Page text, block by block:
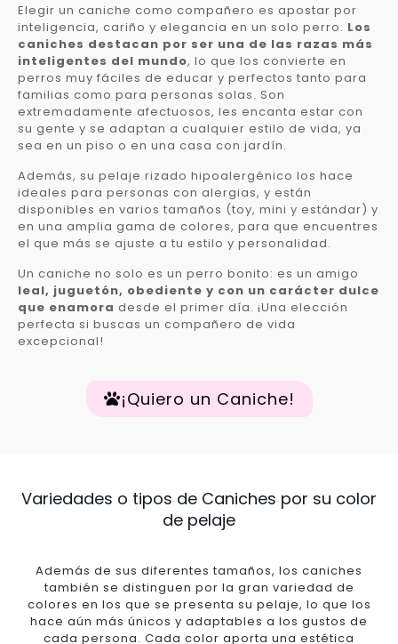
Elegir un caniche como compañero es apostar por
inteligencia, cariño y elegancia en un solo perro. Los
caniches destacan por ser una de las razas más
inteligentes del mundo, lo que los convierte en
perros muy fáciles de educar y perfectos tanto para
familias como para personas solas. Son
extremadamente afectuosos, les encanta estar con
su gente y se adaptan a cualquier estilo de vida, ya
sea en un piso o en una casa con jardín.
Además, su pelaje rizado hipoalergénico los hace
ideales para personas con alergias, y están
disponibles en varios tamaños (toy, mini y estándar) y
en una amplia gama de colores, para que encuentres
el que más se ajuste a tu estilo y personalidad.
Un caniche no solo es un perro bonito: es un amigo
leal, juguetón, obediente y con un carácter dulce
que enamora desde el primer día. ¡Una elección
perfecta si buscas un compañero de vida
excepcional!
¡Quiero un Caniche!
Variedades o tipos de Caniches por su color
de pelaje
Además de sus diferentes tamaños, los caniches
también se distinguen por la gran variedad de
colores en los que se presenta su pelaje, lo que los
hace aún más únicos y adaptables a los gustos de
cada persona. Cada color aporta una estética